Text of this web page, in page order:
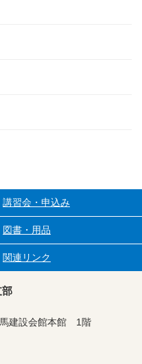
講習会・申込み
図書・用品
関連リンク
部
建設会館本館 1階